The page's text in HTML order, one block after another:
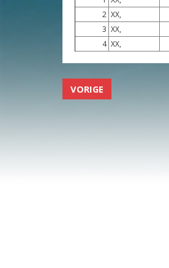
2 XX,
3 XX,
4 XX,
VORIGE